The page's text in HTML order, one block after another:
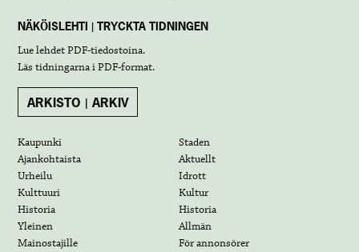
NÄKÖISLEHTI | TRYCKTA TIDNINGEN
Lue lehdetPDF-tiedostoina.
Läs tidningarna iPDF-format.
ARKISTO | ARKIV
Kaupunki
Staden
Ajankohtaista
Aktuellt
Urheilu
Idrott
Kulttuuri
Kultur
Historia
Historia
Yleinen
Allmän
Mainostajille
För annonsörer